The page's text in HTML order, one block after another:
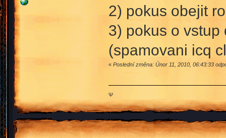
2) pokus obejit
3) pokus o vstup
(spamovani icq
« Poslední změna: Únor 11, 2010, 06:43:33
Ψ